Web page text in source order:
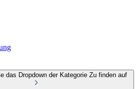
das Dropdown der Kategorie Zu finden auf